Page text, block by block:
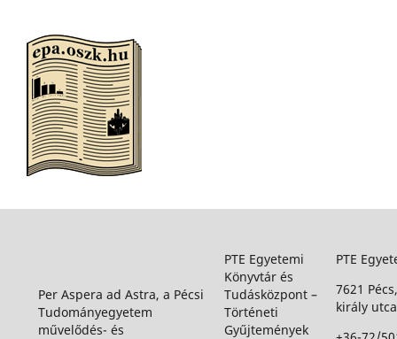
Per Aspera ad Astra, a Pécsi
Tudományegyetem
művelődés- és
PTE Egyetemi
Könyvtár és
Tudásközpont –
Történeti
Gyűjtemények
PTE
7621
király